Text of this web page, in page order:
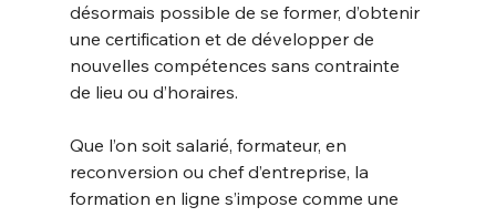
désormais possible de se former, d’obtenir
une certification et de développer de
nouvelles compétences sans contrainte
de lieu ou d’horaires.
Que l’on soit salarié, formateur, en
reconversion ou chef d’entreprise, la
formation en ligne s’impose comme une